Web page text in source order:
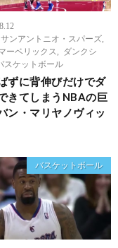
サンアントニオ・スパーズ
ーベリックス
ダンクシ
スケットボール
ずに背伸びだけでダ
きてしまうNBAの巨
ン・マリヤノヴィッ
バスケットボール